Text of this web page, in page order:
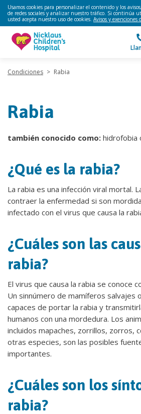
Usamos cookies para personalizar el contenido y los
de redes sociales y analizar nuestro tráfico. Si continúa
usted acepta nuestro uso de cookies. Avisos y exenciones
Condiciones > Rabia
Rabia
también conocido como: hidrofobia
¿Qué es la rabia?
La rabia es una infección viral mortal.
contraer la enfermedad si son
infectado con el virus que causa la
¿Cuáles son las
rabia?
El virus que causa la rabia se conoce
Un sinnúmero de mamíferos salvajes
capaces de portar la rabia y
humanos con una mordedura. Los
incluidos mapaches, zorrillos, zorros,
otras especies, son las posibles
importantes.
¿Cuáles son los
rabia?